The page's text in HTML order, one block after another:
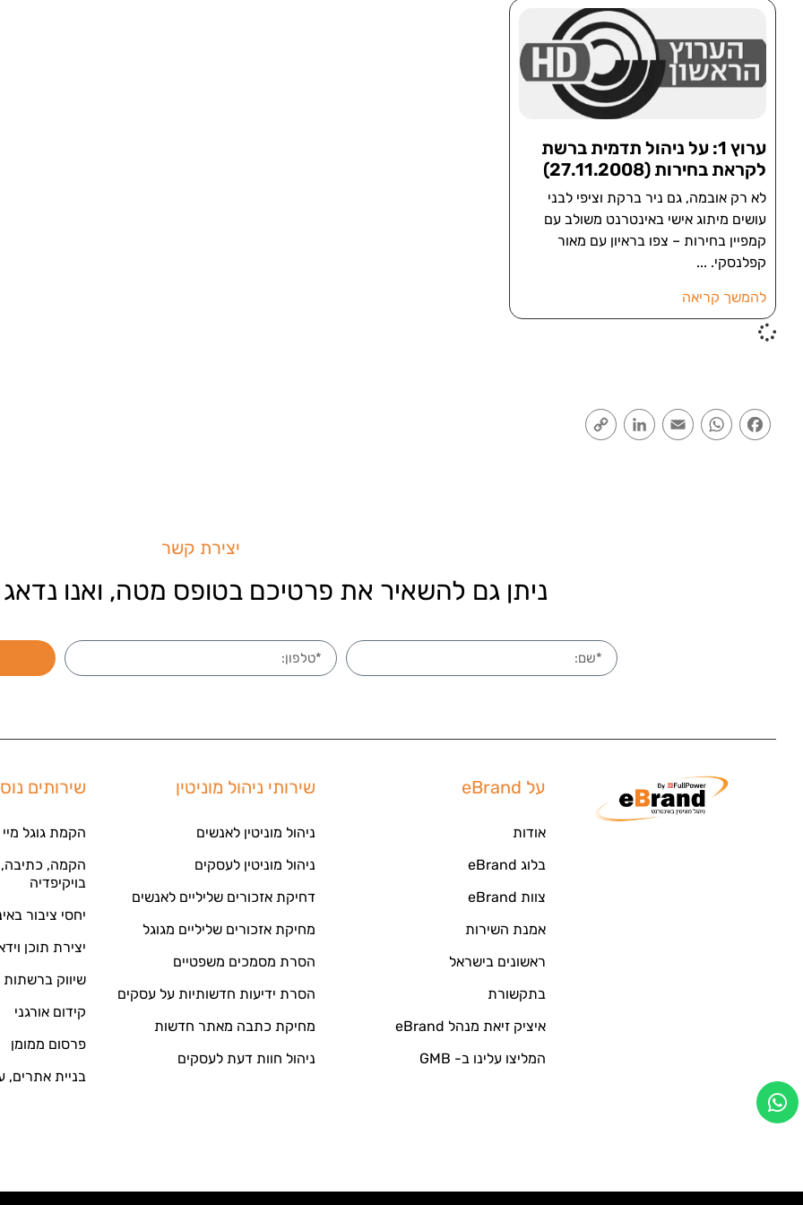
ערוץ 1: על ניהול תדמית ברשת
לקראת בחירות (27.11.2008)
לא רק אובמה, גם ניר ברקת וציפי לבני
עושים מיתוג אישי באינטרנט משולב עם
קמפיין בחירות – צפו בראיון עם מאור
קפלנסקי.
להמשך קריאה
Facebook
WhatsApp
Email
LinkedIn
יצירת קשר
ניתן גם להשאיר את פרטיכם בטופס מטה, ואנו
על eBrand
אודות
בלוג eBrand
צוות eBrand
אמנת השירות
ראשונים בישראל
בתקשורת
איציק זיאת מנהל eBrand
המליצו עלינו ב- GMB
שירותי ניהול מוניטין
ניהול מוניטין לאנשים
ניהול מוניטין לעסקים
דחיקת אזכורים שליליים לאנשים
מחיקת אזכורים שליליים מגוגל
הסרת מסמכים משפטיים
הסרת ידיעות חדשותיות על עסקים
מחיקת כתבה מאתר חדשות
ניהול חוות דעת לעסקים
שירותים
הקמת גוגל מיי
הקמה, כתיבה,
בויקיפדיה
יחסי ציבור
יצירת תוכן
שיווק
קידום אורגני
פרסום ממומן
בניית אתרים,